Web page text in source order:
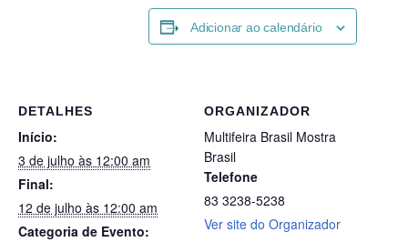
Adicionar ao calendário
DETALHES
Início:
3 de julho às 12:00 am
Final:
12 de julho às 12:00 am
Categoria de Evento:
ORGANIZADOR
Multifeira Brasil Mostra
Brasil
Telefone
83 3238-5238
Ver site do Organizador